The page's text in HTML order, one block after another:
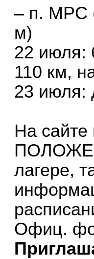
– п. МРС
м)
22 июля:
110 км,
23 июля:
На сайте
лагере,
Офиц.